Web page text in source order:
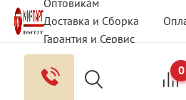
Оптовикам
Доставка и Сборка
Гарантия и Сервис
Вопрос - Ответ
Контакты
0